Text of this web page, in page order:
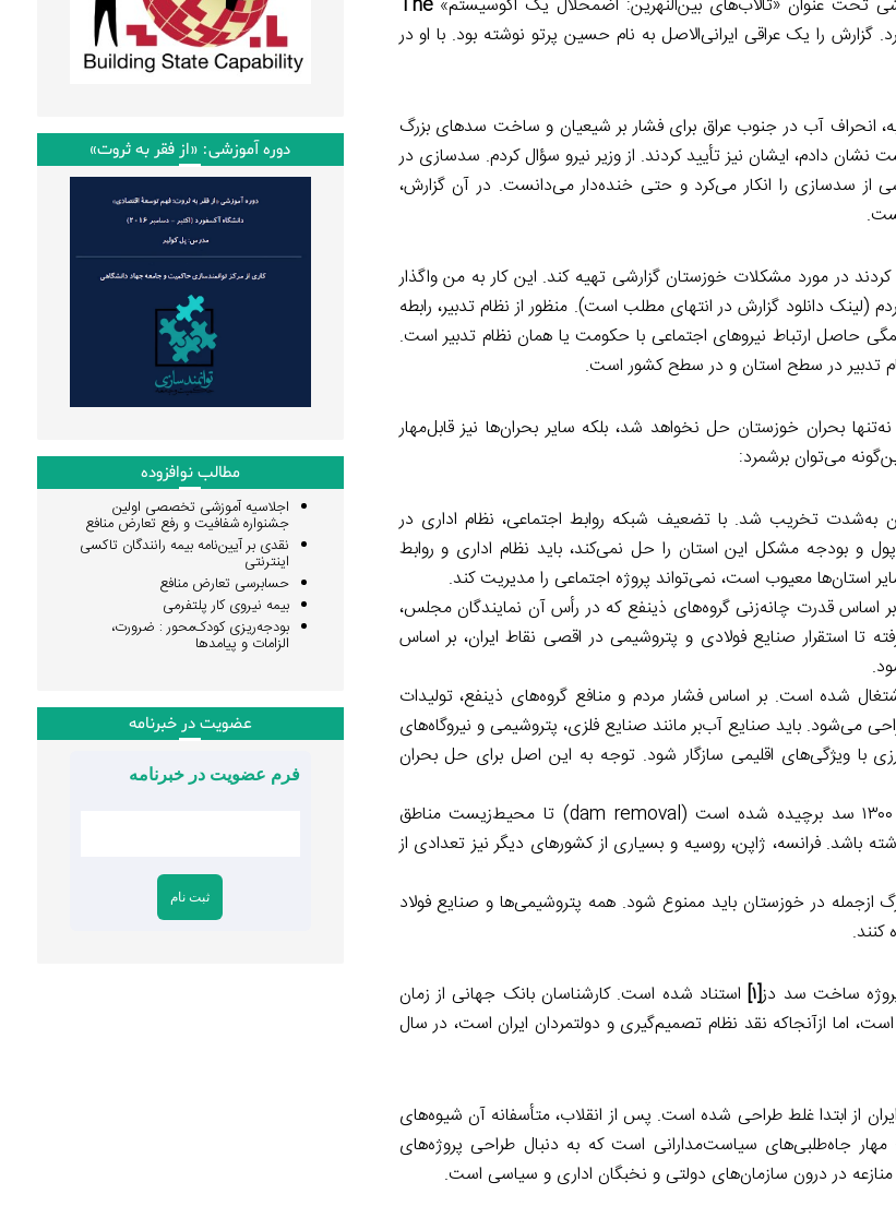
The
گزارش را یک عراقی ایرانی‌الاصل به نام حسین پرتو نوشته بود. با او در
انحراف آب در جنوب عراق برای فشار بر شیعیان و ساخت سدهای بزرگ
دادم، ایشان نیز تأیید کردند. از وزیر نیرو سؤال کردم. سدسازی در
از سدسازی را انکار می‌کرد و حتی خنده‌دار می‌دانست. در آن گزارش،
کردند در مورد مشکلات خوزستان گزارشی تهیه کند. این کار به من واگذار
دانلود گزارش در انتهای مطلب است). منظور از نظام تدبیر، رابطه
حاصل ارتباط نیروهای اجتماعی با حکومت یا همان نظام تدبیر است.
بحران خوزستان حل نخواهد شد، بلکه سایر بحران‌ها نیز قابل‌مهار
می‌توان برشمرد:
به‌شدت تخریب شد. با تضعیف شبکه روابط اجتماعی، نظام اداری در
و بودجه مشکل این استان را حل نمی‌کند، باید نظام اداری و روابط
استان‌ها معیوب است، نمی‌تواند پروژه اجتماعی را مدیریت کند.
اساس قدرت چانه‌زنی گروه‌های ذینفع که در رأس آن نمایندگان مجلس،
تا استقرار صنایع فولادی و پتروشیمی در اقصی نقاط ایران، بر اساس
شده است. بر اساس فشار مردم و منافع گروه‌های ذینفع، تولیدات
باید صنایع آب‌بر مانند صنایع فلزی، پتروشیمی و نیروگاه‌های
ویژگی‌های اقلیمی سازگار شود. توجه به این اصل برای حل بحران
به‌سرعت باید در سدسازی تجدیدنظر کرد. در آمریکا از سال ۱۹۹۰ تاکنون ۱۳۰۰ سد برچیده شده است (dam removal) تا محیط‌زیست مناطق
فرانسه، ژاپن، روسیه و بسیاری از کشورهای دیگر نیز تعدادی از
در خوزستان باید ممنوع شود. همه پتروشیمی‌ها و صنایع فولاد
کنند.
پروژه ساخت سد دز[۱] استناد شده است. کارشناسان بانک جهانی از زمان
مشارکت داشتند. گزارش در سال ۱۹۸۰ نوشته شده است، اما ازآنجاکه نقد نظام تصمیم‌گیری و دولتمردان ایران است، در سال
از ابتدا غلط طراحی شده است. پس از انقلاب، متأسفانه آن شیوه‌های
نه‌تنها اصلاح نشد، بلکه تقویت گشت. اصلاح وضعیت کشور نیازمند ۱- مهار جاه‌طلبی‌های سیاست‌مدارانی است که به دنبال طراحی پروژه‌های
دوره آموزشی: «از فقر به ثروت»
مطالب نوافزوده
اجلاسیه آموزشی تخصصی اولین
جشنواره شفافیت و رفع تعارض منافع
نقدی بر آیین‌نامه بیمه رانندگان تاکسی
اینترنتی
حسابرسی تعارض منافع
بیمه نیروی کار پلتفرمی
بودجه‌ریزی کودک‌محور : ضرورت،
الزامات و پیامدها
عضویت در خبرنامه
فرم عضویت در خبرنامه